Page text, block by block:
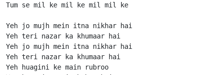
Tum se mil ke mil ke mil mil ke
Yeh jo mujh mein itna nikhar hai
Yeh teri nazar ka khumaar hai
Yeh jo mujh mein itna nikhar hai
Yeh teri nazar ka khumaar hai
Yeh huagini ke main rubroo